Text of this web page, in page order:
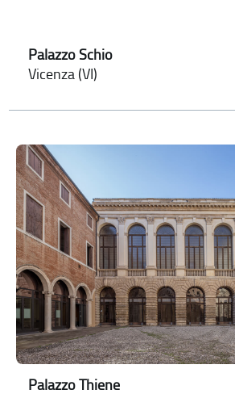
Palazzo Schio
Vicenza (VI)
Palazzo Thiene